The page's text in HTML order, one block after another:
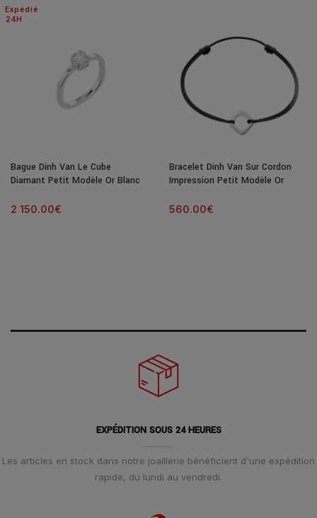
24H
Expédié
Bague Dinh Van Le Cube
Diamant Petit Modèle Or Blanc
2 150.00€
Bracelet Dinh Van Sur Cordon
Impression Petit Modèle Or
560.00€
EXPÉDITION SOUS 24 HEURES
Les articles en stock dans notre joaillerie bénéficient d'une expédition
rapide, du lundi au vendredi.